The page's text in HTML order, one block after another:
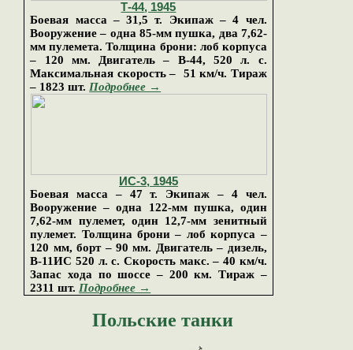
Т-44, 1945
Боевая масса – 31,5 т. Экипаж – 4 чел.
Вооружение – одна 85-мм пушка, два 7,62-
мм пулемета. Толщина брони: лоб корпуса
– 120 мм. Двигатель – В-44, 520 л. с.
Максимальная скорость – 51 км/ч. Тираж
– 1823 шт. Подробнее →
ИС-3, 1945
Боевая масса – 47 т. Экипаж – 4 чел.
Вооружение – одна 122-мм пушка, один
7,62-мм пулемет, один 12,7-мм зенитный
пулемет. Толщина брони – лоб корпуса –
120 мм, борт – 90 мм. Двигатель – дизель,
В-11ИС 520 л. с. Скорость макс. – 40 км/ч.
Запас хода по шоссе – 200 км.Тираж–
2311 шт. Подробнее →
Польские танки